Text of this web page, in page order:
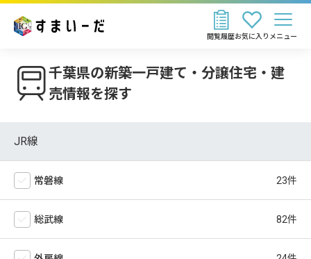
お気に入り
閲覧履歴 メニュー
千葉県の新築一戸建て・分譲住宅・建
売情報を探す
JR線
常磐線
総武線